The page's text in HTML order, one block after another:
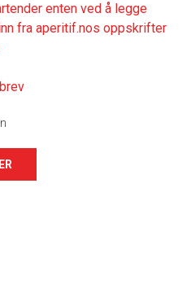
enten ved å legge
fra aperitif.nos oppskrifter